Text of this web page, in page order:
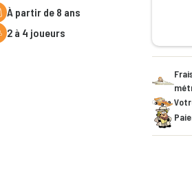
à partir de 8 ans
2 à 4 joueurs